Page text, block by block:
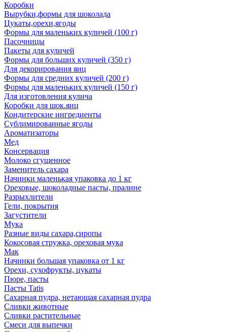
Коробки
Вырубки,формы для шоколада
Цукаты,орехи,ягоды
Формы для маленьких куличей (100 г)
Пасочницы
Пакеты для куличей
Формы для больших куличей (350 г)
Для декорирования яиц
Формы для средних куличей (200 г)
Формы для маленьких куличей (150 г)
Для изготовления кулича
Коробки для шок.яиц
Кондитерские ингредиенты
Сублимированные ягоды
Ароматизаторы
Мед
Консервация
Молоко сгущенное
Заменитель сахара
Начинки маленькая упаковка до 1 кг
Ореховые, шоколадные пасты, пралине
Разрыхлители
Гели, покрытия
Загустители
Мука
Разные виды сахара,сиропы
Кокосовая стружка, ореховая мука
Мак
Начинки большая упаковка от 1 кг
Орехи, сухофрукты, цукаты
Пюре, пасты
Пасты Tatis
Сахарная пудра, нетающая сахарная пудра
Сливки животные
Сливки растительные
Смеси для выпечки